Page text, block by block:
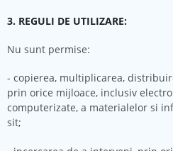
3. REGULI DE UTILIZARE:
Nu sunt permise:
- copierea, multiplicarea,
prin orice mijloace, inclusiv
computerizate, a materialelor si
sit;